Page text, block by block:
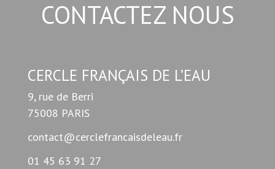
CONTACTEZ NOUS
CERCLE FRANÇAIS DE L’EAU
9, rue de Berri
75008 PARIS
contact@cerclefrancaisdeleau.fr
01 45 63 91 27